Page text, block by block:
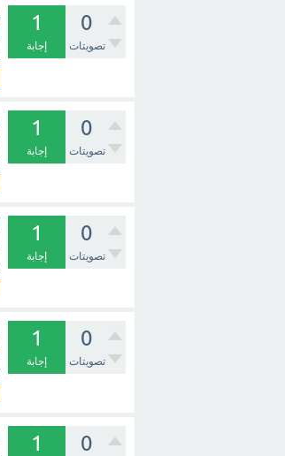
0
تصويتات
1
إجابة
0
تصويتات
1
إجابة
0
تصويتات
1
إجابة
0
تصويتات
1
إجابة
0
1